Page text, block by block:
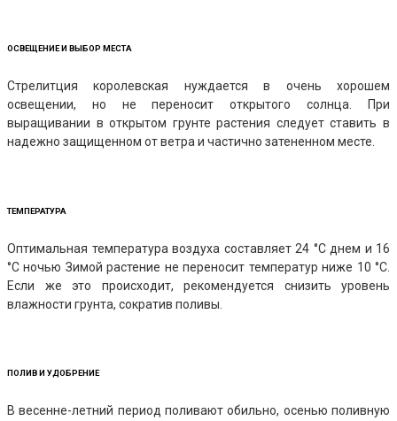
ОСВЕЩЕНИЕ И ВЫБОР МЕСТА
Стрелитция королевская нуждается в очень хорошем
освещении, но не переносит открытого солнца. При
выращивании в открытом грунте растения следует ставить в
надежно защищенном от ветра и частично затененном месте.
ТЕМПЕРАТУРА
Оптимальная температура воздуха составляет 24 °С днем и 16
°С ночью Зимой растение не переносит температур ниже 10 °С.
Если же это происходит, рекомендуется снизить уровень
влажности грунта, сократив поливы.
ПОЛИВ И УДОБРЕНИЕ
В весенне-летний период поливают обильно, осенью поливную